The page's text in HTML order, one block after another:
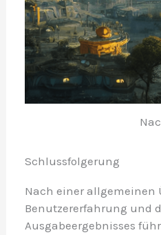
Schlussfolgerung
Nach einer allgemeinen
Benutzererfahrung und
Ausgabeergebnisses